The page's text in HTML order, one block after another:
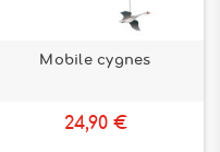
Mobile cygnes
24,90 €